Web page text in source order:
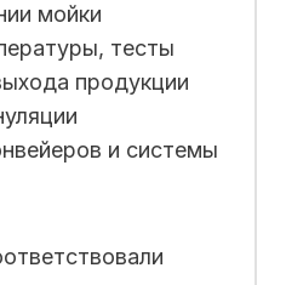
мойки
тесты
продукции
и системы